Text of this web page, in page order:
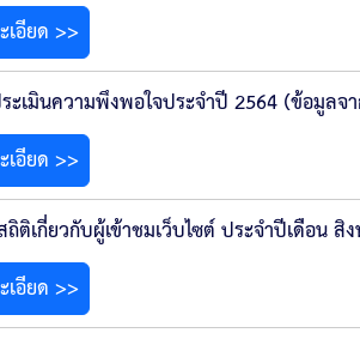
บรายจ่าย อบจ.สุพรรณบุรี
ติดตามและประเมินผลแผนพัฒนาท้องถิ่
ะเมินความพึงพอใจ
อมูล ประกาศ ก.จ.จ. สุพรรณบุรี (พ.ศ
อียด >>
ะเมินความพึงพอใจประจำปี 2564 (ข้อมูลจ
อียด >>
ติเกี่ยวกับผู้เข้าชมเว็บไซต์ ประจำปีเดือน
อียด >>